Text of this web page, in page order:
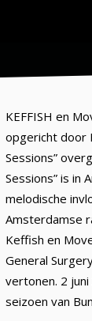
KEFFISH en
opgericht door
Sessions”
Sessions” is in
melodische
Amsterdamse
Keffish en
General
vertonen. 2
seizoen van